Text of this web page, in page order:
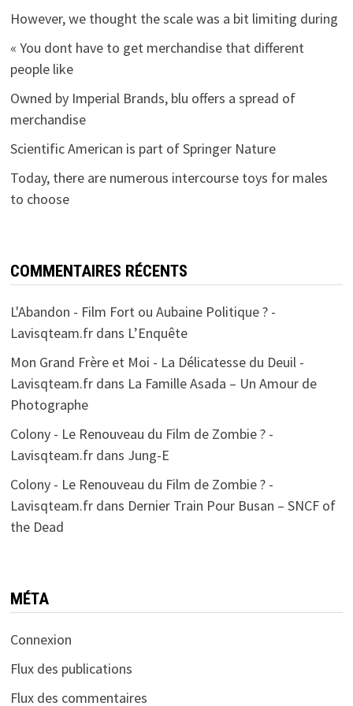
However, we thought the scale was a bit limiting during
« You dont have to get merchandise that different
people like
Owned by Imperial Brands, blu offers a spread of
merchandise
Scientific American is part of Springer Nature
Today, there are numerous intercourse toys for males
to choose
COMMENTAIRES RÉCENTS
L'Abandon - Film Fort ou Aubaine Politique ? -
Lavisqteam.frdans L’Enquête
Mon Grand Frère et Moi - La Délicatesse du Deuil -
Lavisqteam.frdans La Famille Asada – Un Amour de
Photographe
Colony - Le Renouveau du Film de Zombie ? -
Lavisqteam.frdans Jung-E
Colony - Le Renouveau du Film de Zombie ? -
Lavisqteam.frdans Dernier Train Pour Busan – SNCF of
the Dead
MÉTA
Connexion
Flux des publications
Flux des commentaires